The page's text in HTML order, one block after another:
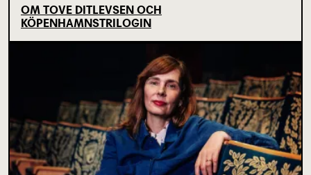
OM TOVE DITLEVSEN OCH
KÖPENHAMNSTRILOGIN